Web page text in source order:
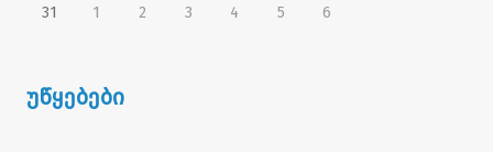
31
1 2 3 4 5 6
უწყებები